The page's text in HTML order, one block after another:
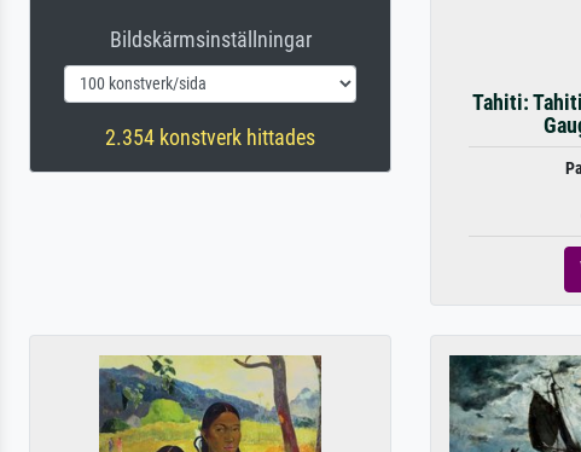
Bildskärmsinställningar
2.354 konstverk hittades
Tahiti: